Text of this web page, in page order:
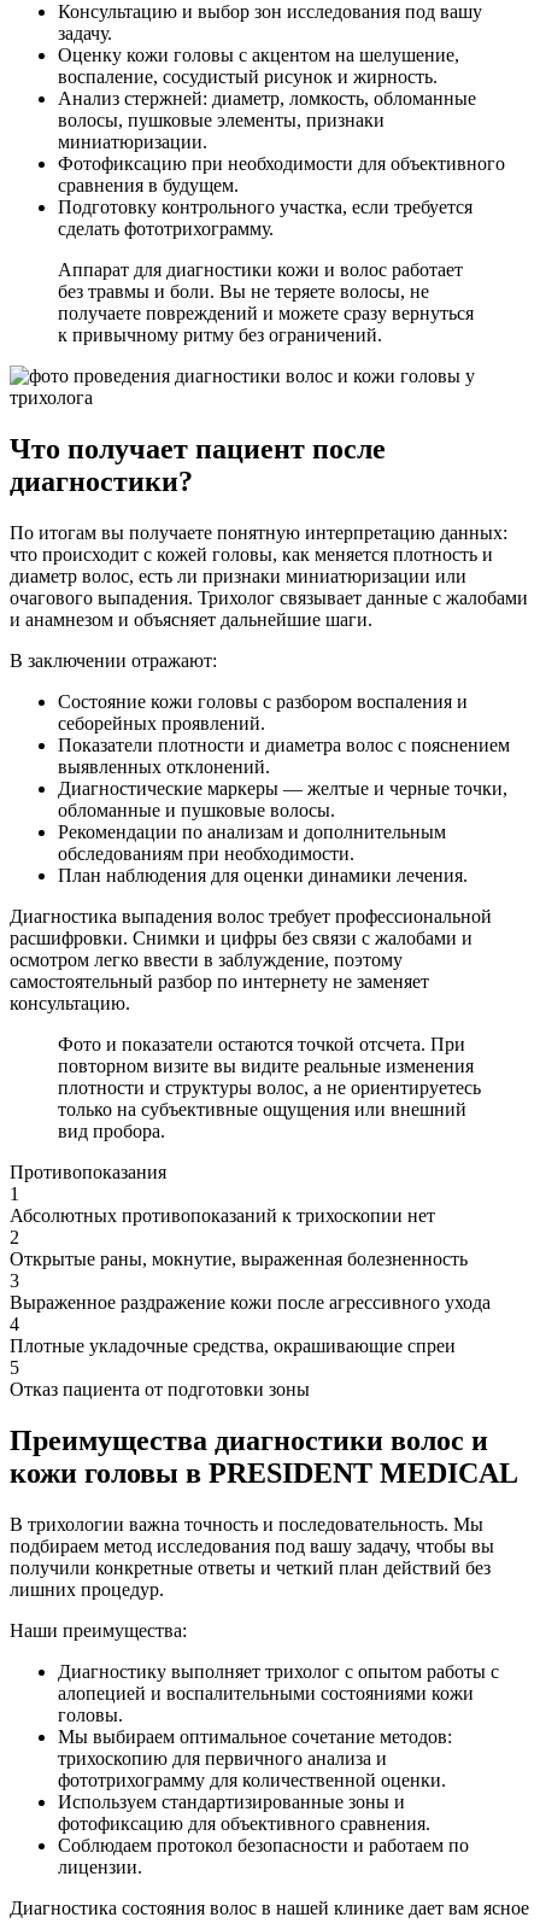
Консультацию и выбор зон исследования под вашу
задачу.
Оценку кожи головы с акцентом на шелушение,
воспаление, сосудистый рисунок и жирность.
Анализ стержней: диаметр, ломкость, обломанные
волосы, пушковые элементы, признаки
миниатюризации.
Фотофиксацию при необходимости для объективного
сравнения в будущем.
Подготовку контрольного участка, если требуется
сделать фототрихограмму.
Аппарат для диагностики кожи и волос работает
без травмы и боли. Вы не теряете волосы, не
получаете повреждений и можете сразу вернуться
к привычному ритму без ограничений.
Что получает пациент после
диагностики?
По итогам вы получаете понятную интерпретацию данных:
что происходит с кожей головы, как меняется плотность и
диаметр волос, есть ли признаки миниатюризации или
очагового выпадения. Трихолог связывает данные с жалобами
и анамнезом и объясняет дальнейшие шаги.
В заключении отражают:
Состояние кожи головы с разбором воспаления и
себорейных проявлений.
Показатели плотности и диаметра волос с пояснением
выявленных отклонений.
Диагностические маркеры — желтые и черные точки,
обломанные и пушковые волосы.
Рекомендации по анализам и дополнительным
обследованиям при необходимости.
План наблюдения для оценки динамики лечения.
Диагностика выпадения волос требует профессиональной
расшифровки. Снимки и цифры без связи с жалобами и
осмотром легко ввести в заблуждение, поэтому
самостоятельный разбор по интернету не заменяет
консультацию.
Фото и показатели остаются точкой отсчета. При
повторном визите вы видите реальные изменения
плотности и структуры волос, а не ориентируетесь
только на субъективные ощущения или внешний
вид пробора.
Противопоказания
1
Абсолютных противопоказаний к трихоскопии нет
2
Открытые раны, мокнутие, выраженная болезненность
3
Выраженное раздражение кожи после агрессивного ухода
4
Плотные укладочные средства, окрашивающие спреи
5
Отказ пациента от подготовки зоны
Преимущества диагностики волос и
кожи головы в PRESIDENT MEDICAL
В трихологии важна точность и последовательность. Мы
подбираем метод исследования под вашу задачу, чтобы вы
получили конкретные ответы и четкий план действий без
лишних процедур.
Наши преимущества:
Диагностику выполняет трихолог с опытом работы с
алопецией и воспалительными состояниями кожи
головы.
Мы выбираем оптимальное сочетание методов:
трихоскопию для первичного анализа и
фототрихограмму для количественной оценки.
Используем стандартизированные зоны и
фотофиксацию для объективного сравнения.
Соблюдаем протокол безопасности и работаем по
лицензии.
Диагностика состояния волос в нашей клинике дает вам ясное